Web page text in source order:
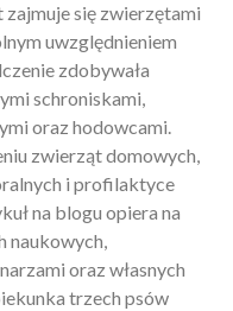
się zwierzętami
uwzględnieniem
zdobywała
schroniskami,
oraz hodowcami.
zwierząt domowych,
i profilaktyce
na blogu opiera na
naukowych,
oraz własnych
trzech psów